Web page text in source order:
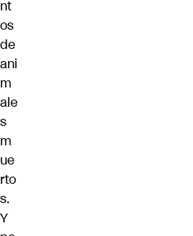
nt
os
de
ani
m
ale
s
m
ue
rto
s.
Y